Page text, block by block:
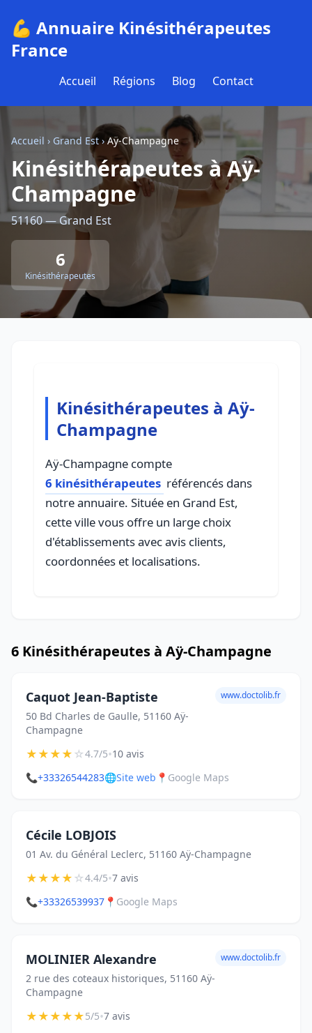
💪 Annuaire Kinésithérapeutes
France
Accueil Régions Blog Contact
Accueil › Grand Est›Aÿ-Champagne
Kinésithérapeutes à Aÿ-
Champagne
51160 — Grand Est
6
Kinésithérapeutes
Kinésithérapeutes à Aÿ-
Champagne
Aÿ-Champagne compte
6 kinésithérapeutes référencés dans
notre annuaire. Située en Grand Est,
cette ville vous offre un large choix
d'établissements avec avis clients,
coordonnées et localisations.
6 Kinésithérapeutes à Aÿ-Champagne
Caquot Jean-Baptiste
50 Bd Charles de Gaulle, 51160 Aÿ-
Champagne
www.doctolib.fr
★★★★☆4.7/5•10 avis
📞+33326544283🌐Site web 📍 Google Maps
Cécile LOBJOIS
01 Av. du Général Leclerc, 51160 Aÿ-Champagne
★★★★☆4.4/5•7 avis
📞+33326539937 📍 Google Maps
MOLINIER Alexandre
2 rue des coteaux historiques, 51160 Aÿ-
Champagne
www.doctolib.fr
★★★★★5/5•7 avis